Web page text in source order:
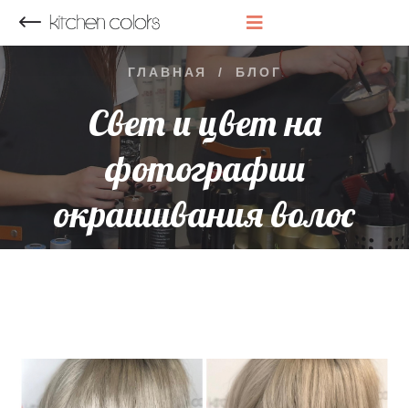
ГЛАВНАЯ / БЛОГ
Свет и цвет на
фотографии
окрашивания волос
НАЗАД